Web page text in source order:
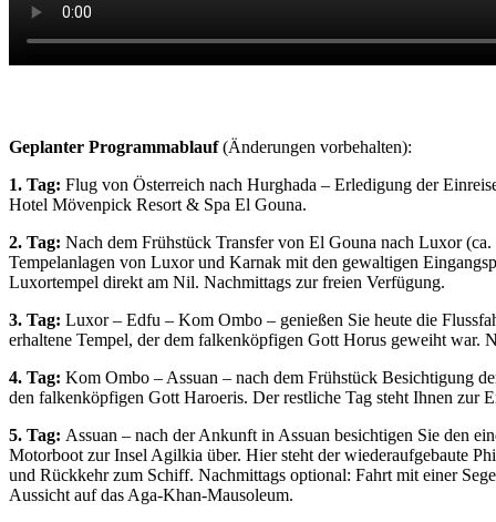
Geplanter Programmablauf(Änderungen vorbehalten):
1. Tag: Flug von Österreich nach Hurghada – Erledigung der
Hotel Mövenpick Resort & Spa El Gouna.
2. Tag: Nach dem Frühstück Transfer von El Gouna nach Luxor
Tempelanlagen von Luxor und Karnak mit den gewaltigen
Luxortempel direkt am Nil. Nachmittags zur freien Verfügung.
3. Tag: Luxor – Edfu – Kom Ombo – genießen Sie heute die
erhaltene Tempel, der dem falkenköpfigen Gott Horus geweiht war.
4. Tag: Kom Ombo – Assuan – nach dem Frühstück Besichtigung
den falkenköpfigen Gott Haroeris. Der restliche Tag steht Ihnen zur
5. Tag: Assuan – nach der Ankunft in Assuan besichtigen Sie den
Motorboot zur Insel Agilkia über. Hier steht der wiederaufgebaute
und Rückkehr zum Schiff. Nachmittags optional: Fahrt mit einer
Aussicht auf das Aga-Khan-Mausoleum.